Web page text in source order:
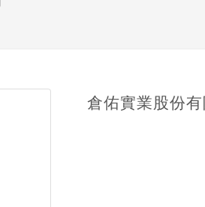
倉佑實業股份有